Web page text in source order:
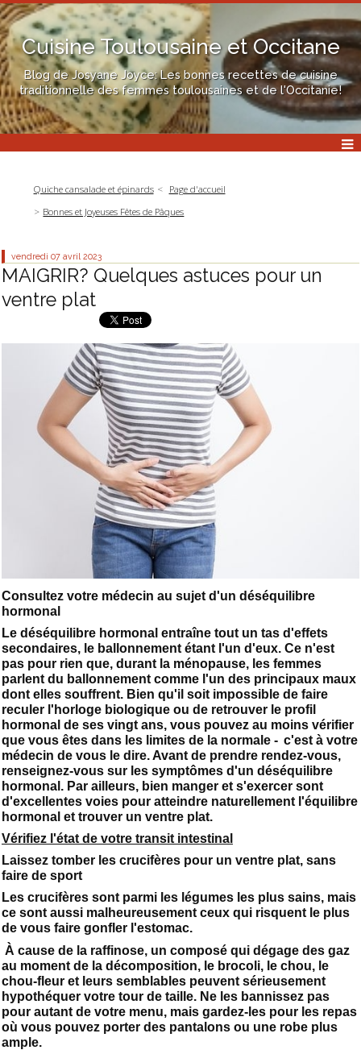
Cuisine Toulousaine et Occitane
Blog de Josyane Joyce: Les bonnes recettes de cuisine
traditionnelle des femmes toulousaines et de l'Occitanie!
Quiche cansalade et épinards
Page d'accueil
Bonnes et Joyeuses Fêtes de Pâques
vendredi 07 avril 2023
MAIGRIR? Quelques astuces pour un
ventre plat
Consultez votre médecin au sujet d'un déséquilibre
hormonal
Le déséquilibre hormonal entraîne tout un tas d'effets
secondaires, le ballonnement étant l'un d'eux. Ce n'est
pas pour rien que, durant la ménopause, les femmes
parlent du ballonnement comme l'un des principaux maux
dont elles souffrent. Bien qu'il soit impossible de faire
reculer l'horloge biologique ou de retrouver le profil
hormonal de ses vingt ans, vous pouvez au moins vérifier
que vous êtes dans les limites de la normale - c'est à votre
médecin de vous le dire. Avant de prendre rendez-vous,
renseignez-vous sur les symptômes d'un déséquilibre
hormonal. Par ailleurs, bien manger et s'exercer sont
d'excellentes voies pour atteindre naturellement l'équilibre
hormonal et trouver un ventre plat.
Vérifiez l'état de votre transit intestinal
Laissez tomber les crucifères pour un ventre plat, sans
faire de sport
Les crucifères sont parmi les légumes les plus sains, mais
ce sont aussi malheureusement ceux qui risquent le plus
de vous faire gonfler l'estomac.
À cause de la raffinose, un composé qui dégage des gaz
au moment de la décomposition, le brocoli, le chou, le
chou-fleur et leurs semblables peuvent sérieusement
hypothéquer votre tour de taille. Ne les bannissez pas
pour autant de votre menu, mais gardez-les pour les repas
où vous pouvez porter des pantalons ou une robe plus
ample.